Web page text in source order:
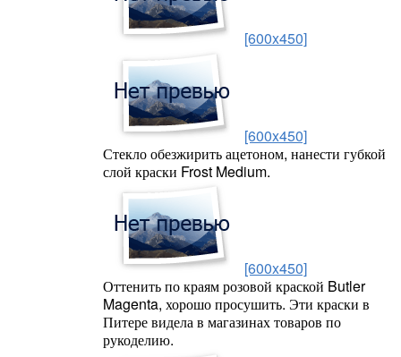
[600x450]
[600x450]
Стекло обезжирить ацетоном, нанести губкой
слой краски Frost Medium.
[600x450]
Оттенить по краям розовой краской Butler
Magenta, хорошо просушить. Эти краски в
Питере видела в магазинах товаров по
рукоделию.